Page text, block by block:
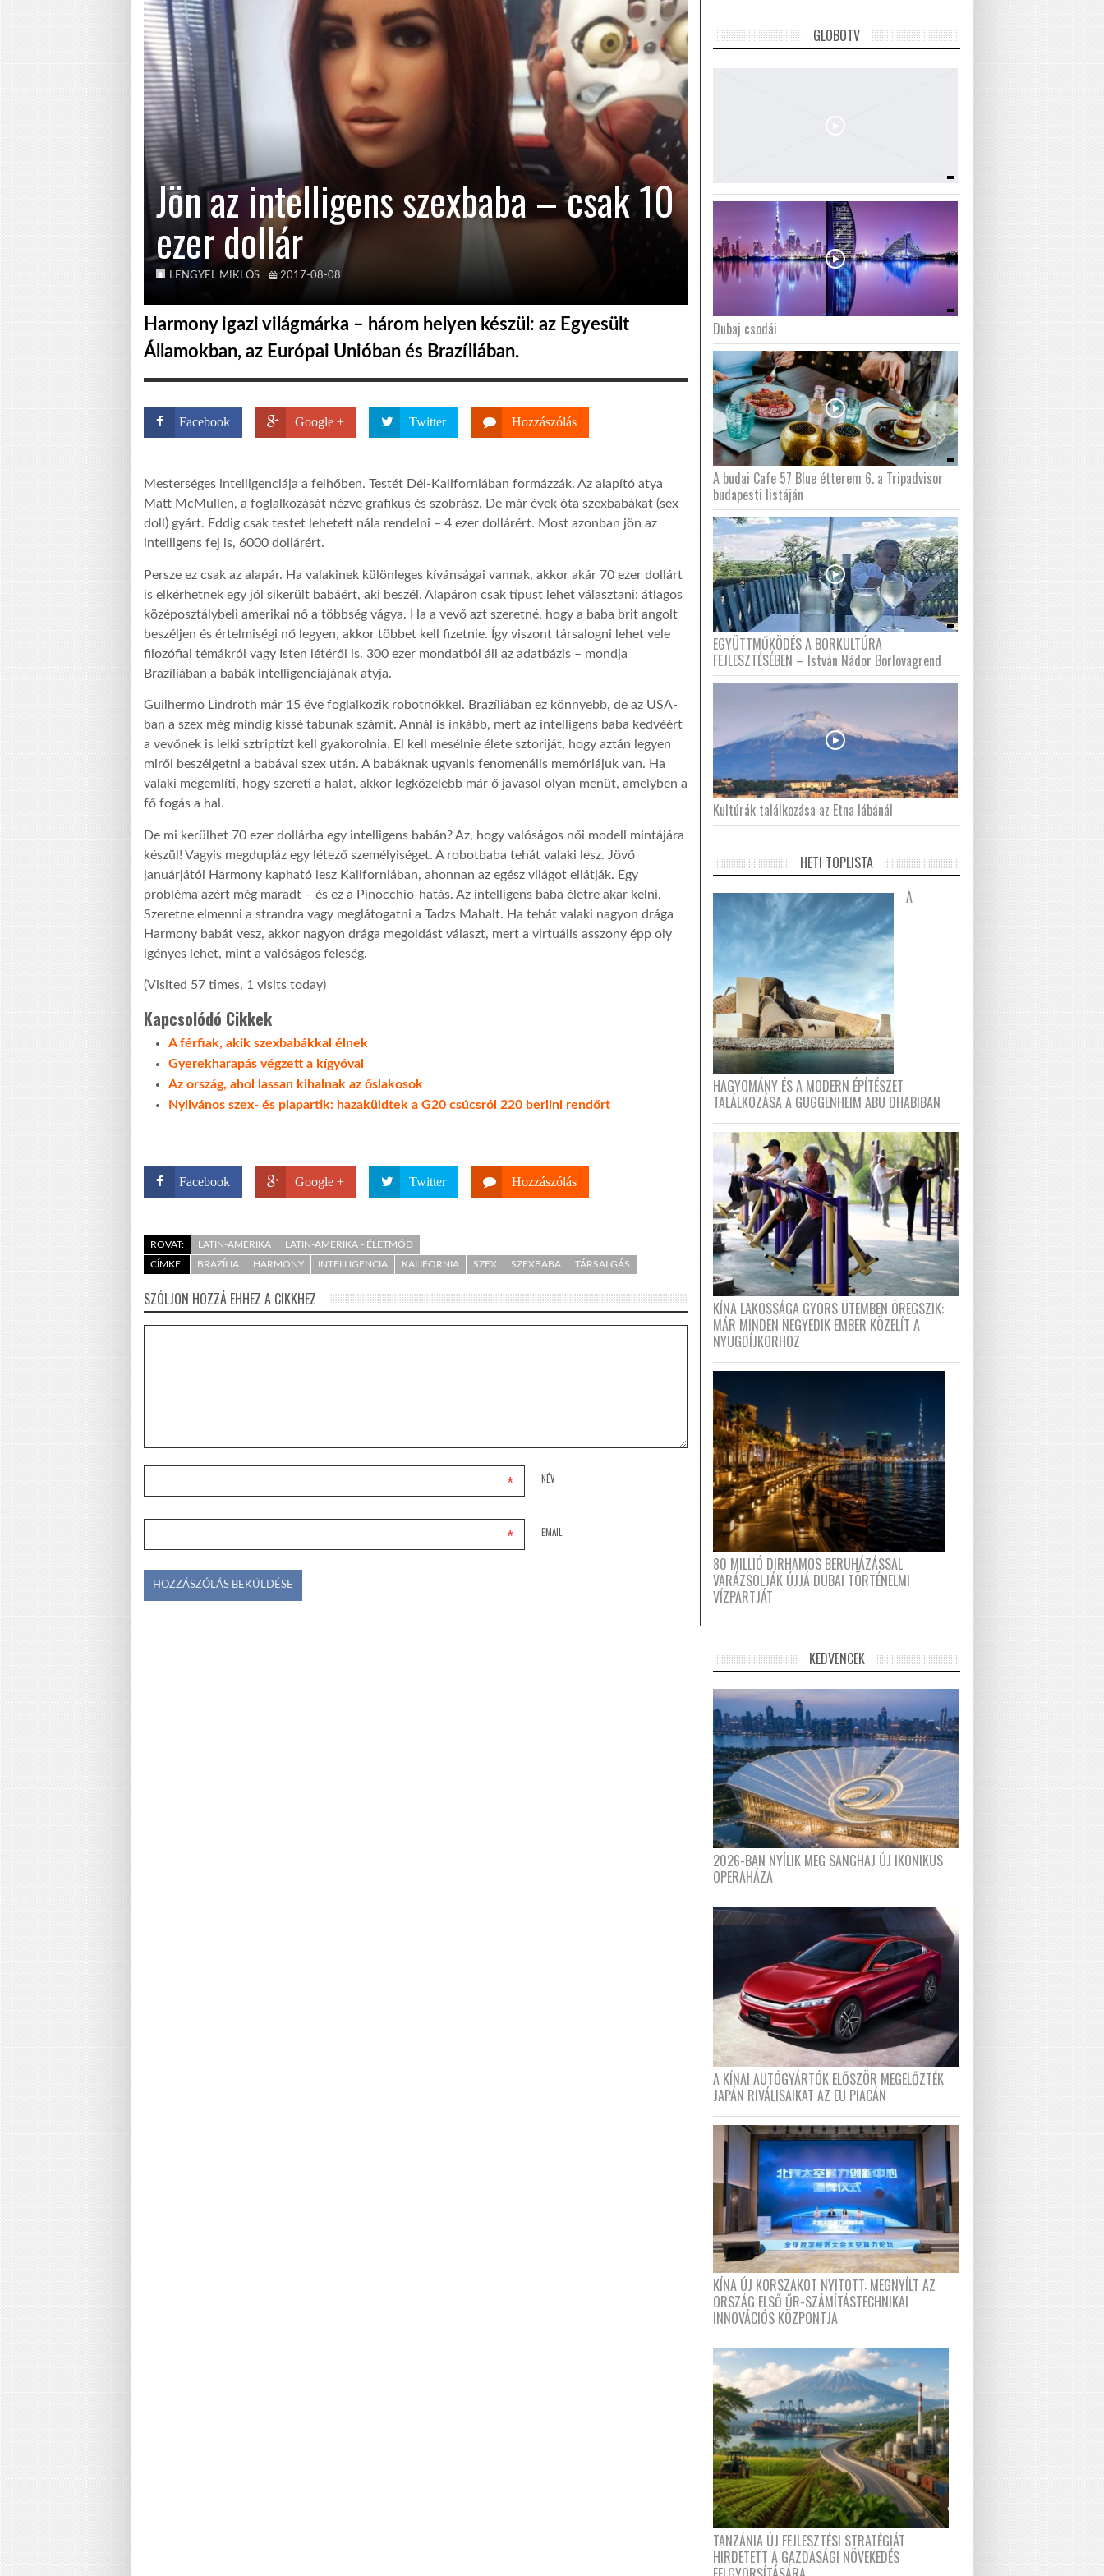
Jön az intelligens szexbaba – csak 10
ezer dollár
LENGYEL MIKLÓS 2017-08-08
Harmony igazi világmárka – három helyen készül: az Egyesült
Államokban, az Európai Unióban és Brazíliában.
Facebook Google + Twitter Hozzászólás
Mesterséges intelligenciája a felhőben. Testét Dél-Kaliforniában formázzák. Az alapító atya
Matt McMullen, a foglalkozását nézve grafikus és szobrász. De már évek óta szexbabákat (sex
doll) gyárt. Eddig csak testet lehetett nála rendelni – 4 ezer dollárért. Most azonban jön az
intelligens fej is, 6000 dollárért.
Persze ez csak az alapár. Ha valakinek különleges kívánságai vannak, akkor akár 70 ezer dollárt
is elkérhetnek egy jól sikerült babáért, aki beszél. Alapáron csak típust lehet választani: átlagos
középosztálybeli amerikai nő a többség vágya. Ha a vevő azt szeretné, hogy a baba brit angolt
beszéljen és értelmiségi nő legyen, akkor többet kell fizetnie. Így viszont társalogni lehet vele
filozófiai témákról vagy Isten létéről is. 300 ezer mondatból áll az adatbázis – mondja
Brazíliában a babák intelligenciájának atyja.
Guilhermo Lindroth már 15 éve foglalkozik robotnőkkel. Brazíliában ez könnyebb, de az USA-
ban a szex még mindig kissé tabunak számít. Annál is inkább, mert az intelligens baba kedvéért
a vevőnek is lelki sztriptízt kell gyakorolnia. El kell mesélnie élete sztoriját, hogy aztán legyen
miről beszélgetni a babával szex után. A babáknak ugyanis fenomenális memóriájuk van. Ha
valaki megemlíti, hogy szereti a halat, akkor legközelebb már ő javasol olyan menüt, amelyben a
fő fogás a hal.
De mi kerülhet 70 ezer dollárba egy intelligens babán? Az, hogy valóságos női modell mintájára
készül! Vagyis megdupláz egy létező személyiséget. A robotbaba tehát valaki lesz. Jövő
januárjától Harmony kapható lesz Kaliforniában, ahonnan az egész világot ellátják. Egy
probléma azért még maradt – és ez a Pinocchio-hatás. Az intelligens baba életre akar kelni.
Szeretne elmenni a strandra vagy meglátogatni a Tadzs Mahalt. Ha tehát valaki nagyon drága
Harmony babát vesz, akkor nagyon drága megoldást választ, mert a virtuális asszony épp oly
igényes lehet, mint a valóságos feleség.
(Visited 57 times, 1 visits today)
Kapcsolódó Cikkek
A férfiak, akik szexbabákkal élnek
Gyerekharapás végzett a kígyóval
Az ország, ahol lassan kihalnak az őslakosok
Nyilvános szex- és piapartik: hazaküldtek a G20 csúcsról 220 berlini rendőrt
Facebook Google + Twitter Hozzászólás
ROVAT: LATIN-AMERIKA
LATIN-AMERIKA - ÉLETMÓD
CÍMKE:
BRAZÍLIA HARMONY INTELLIGENCIA KALIFORNIA SZEX SZEXBABA TÁRSALGÁS
SZÓLJON HOZZÁ EHHEZ A CIKKHEZ
NÉV
*
EMAIL
*
GLOBOTV
Dubaj csodái
A budai Cafe 57 Blue étterem 6. a Tripadvisor
budapesti listáján
EGYÜTTMŰKÖDÉS A BORKULTÚRA
FEJLESZTÉSÉBEN – István Nádor Borlovagrend
Kultúrák találkozása az Etna lábánál
HETI TOPLISTA
A
HAGYOMÁNY ÉS A MODERN ÉPÍTÉSZET
TALÁLKOZÁSA A GUGGENHEIM ABU DHABIBAN
KÍNA LAKOSSÁGA GYORS ÜTEMBEN ÖREGSZIK:
MÁR MINDEN NEGYEDIK EMBER KÖZELÍT A
NYUGDÍJKORHOZ
80 MILLIÓ DIRHAMOS BERUHÁZÁSSAL
VARÁZSOLJÁK ÚJJÁ DUBAI TÖRTÉNELMI
VÍZPARTJÁT
KEDVENCEK
2026-BAN NYÍLIK MEG SANGHAJ ÚJ IKONIKUS
OPERAHÁZA
A KÍNAI AUTÓGYÁRTÓK ELŐSZÖR MEGELŐZTÉK
JAPÁN RIVÁLISAIKAT AZ EU PIACÁN
KÍNA ÚJ KORSZAKOT NYITOTT: MEGNYÍLT AZ
ORSZÁG ELSŐ ŰR-SZÁMÍTÁSTECHNIKAI
INNOVÁCIÓS KÖZPONTJA
TANZÁNIA ÚJ FEJLESZTÉSI STRATÉGIÁT
HIRDETETT A GAZDASÁGI NÖVEKEDÉS